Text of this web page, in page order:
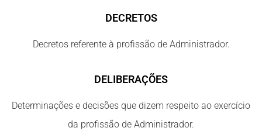
DECRETOS
Decretos referente à profissão de Administrador.
DELIBERAÇÕES
Determinações e decisões que dizem respeito ao exercício
da profissão de Administrador.